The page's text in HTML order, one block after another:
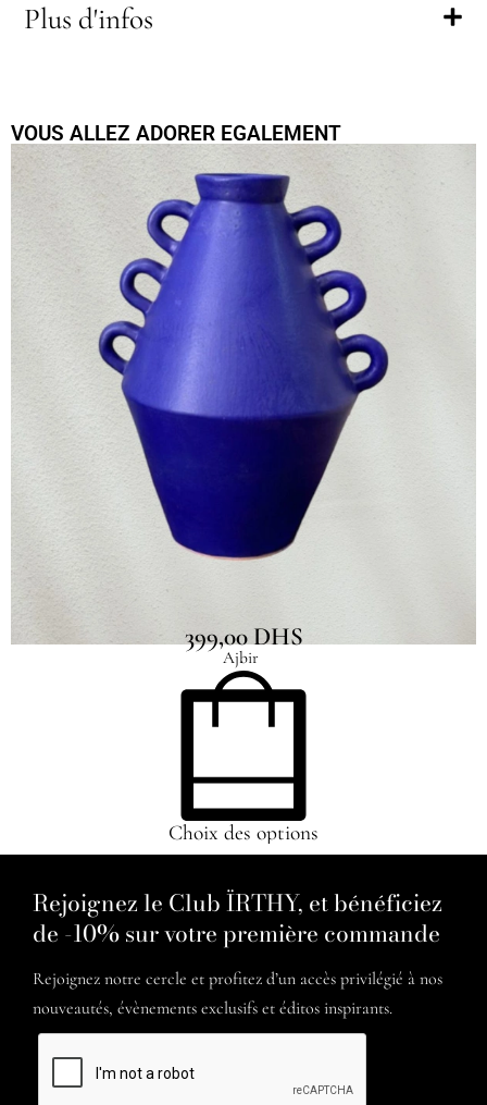
Plus d'infos
VOUS ALLEZ ADORER EGALEMENT
Vase artisanal Adrar mat Grand
Ajbir
399,00DHS
Choix des options
Rejoignez le Club ÏRTHY, et bénéficiez
de -10% sur votre première commande
Rejoignez notre cercle et profitez d’un accès privilégié à nos
nouveautés, évènements exclusifs et éditos inspirants.